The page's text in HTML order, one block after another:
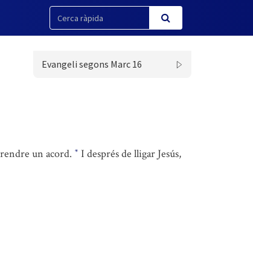
Evangeli segons Marc 16
un acord. * I després de lligar Jesús,